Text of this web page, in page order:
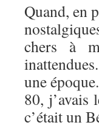
Quand, en
chers à
une
80,
c’était un